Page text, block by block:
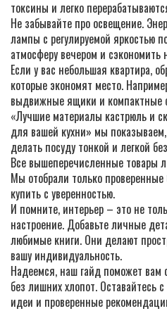
токсины и легко
Не забывайте про освещение.
лампы с регулируемой яркостью
атмосферу вечером и сэкономить
Если у вас небольшая квартира,
которые экономят место.
выдвижные ящики и компактные
«Лучшие материалы кастрюль и
для вашей кухни» мы
делать посуду тонкой и легкой
Все вышеперечисленные товары
Мы отобрали только
купить с уверенностью.
И помните, интерьер – это не
настроение. Добавьте личные
любимые книги. Они делают
вашу индивидуальность.
Надеемся, наш гайд поможет вам
без лишних хлопот. Оставайтесь
идеи и проверенные